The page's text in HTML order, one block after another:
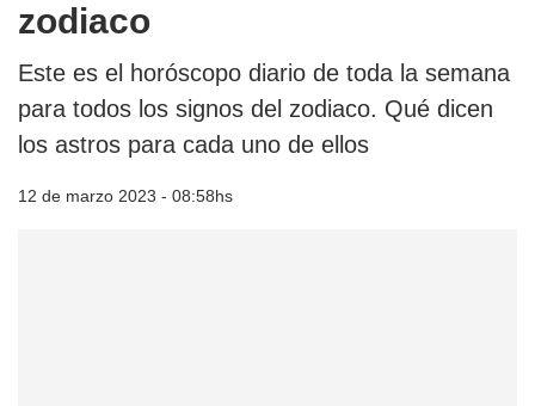
zodiaco
Este es el horóscopo diario de toda la semana
para todos los signos del zodiaco. Qué dicen
los astros para cada uno de ellos
12 de marzo 2023 - 08:58hs